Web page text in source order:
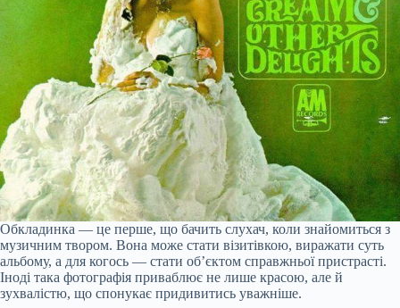
Обкладинка — це перше, що бачить слухач, коли знайомиться з
музичним твором. Вона може стати візитівкою, виражати суть
альбому, а для когось — стати об’єктом справжньої пристрасті.
Іноді така фотографія приваблює не лише красою, але й
зухвалістю, що спонукає придивитись уважніше.